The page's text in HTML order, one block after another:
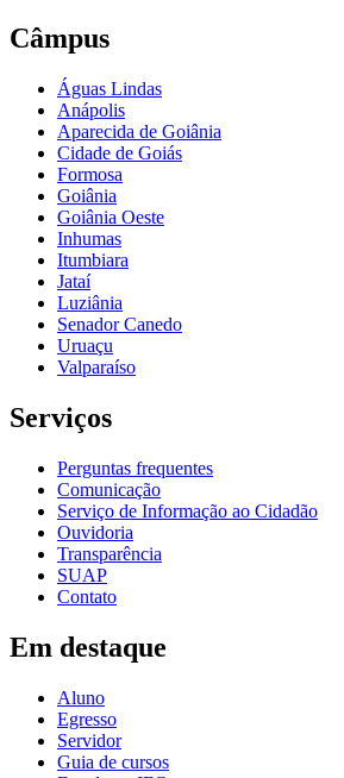
Câmpus
Águas Lindas
Anápolis
Aparecida de Goiânia
Cidade de Goiás
Formosa
Goiânia
Goiânia Oeste
Inhumas
Itumbiara
Jataí
Luziânia
Senador Canedo
Uruaçu
Valparaíso
Serviços
Perguntas frequentes
Comunicação
Serviço de Informação ao Cidadão
Ouvidoria
Transparência
SUAP
Contato
Em destaque
Aluno
Egresso
Servidor
Guia de cursos